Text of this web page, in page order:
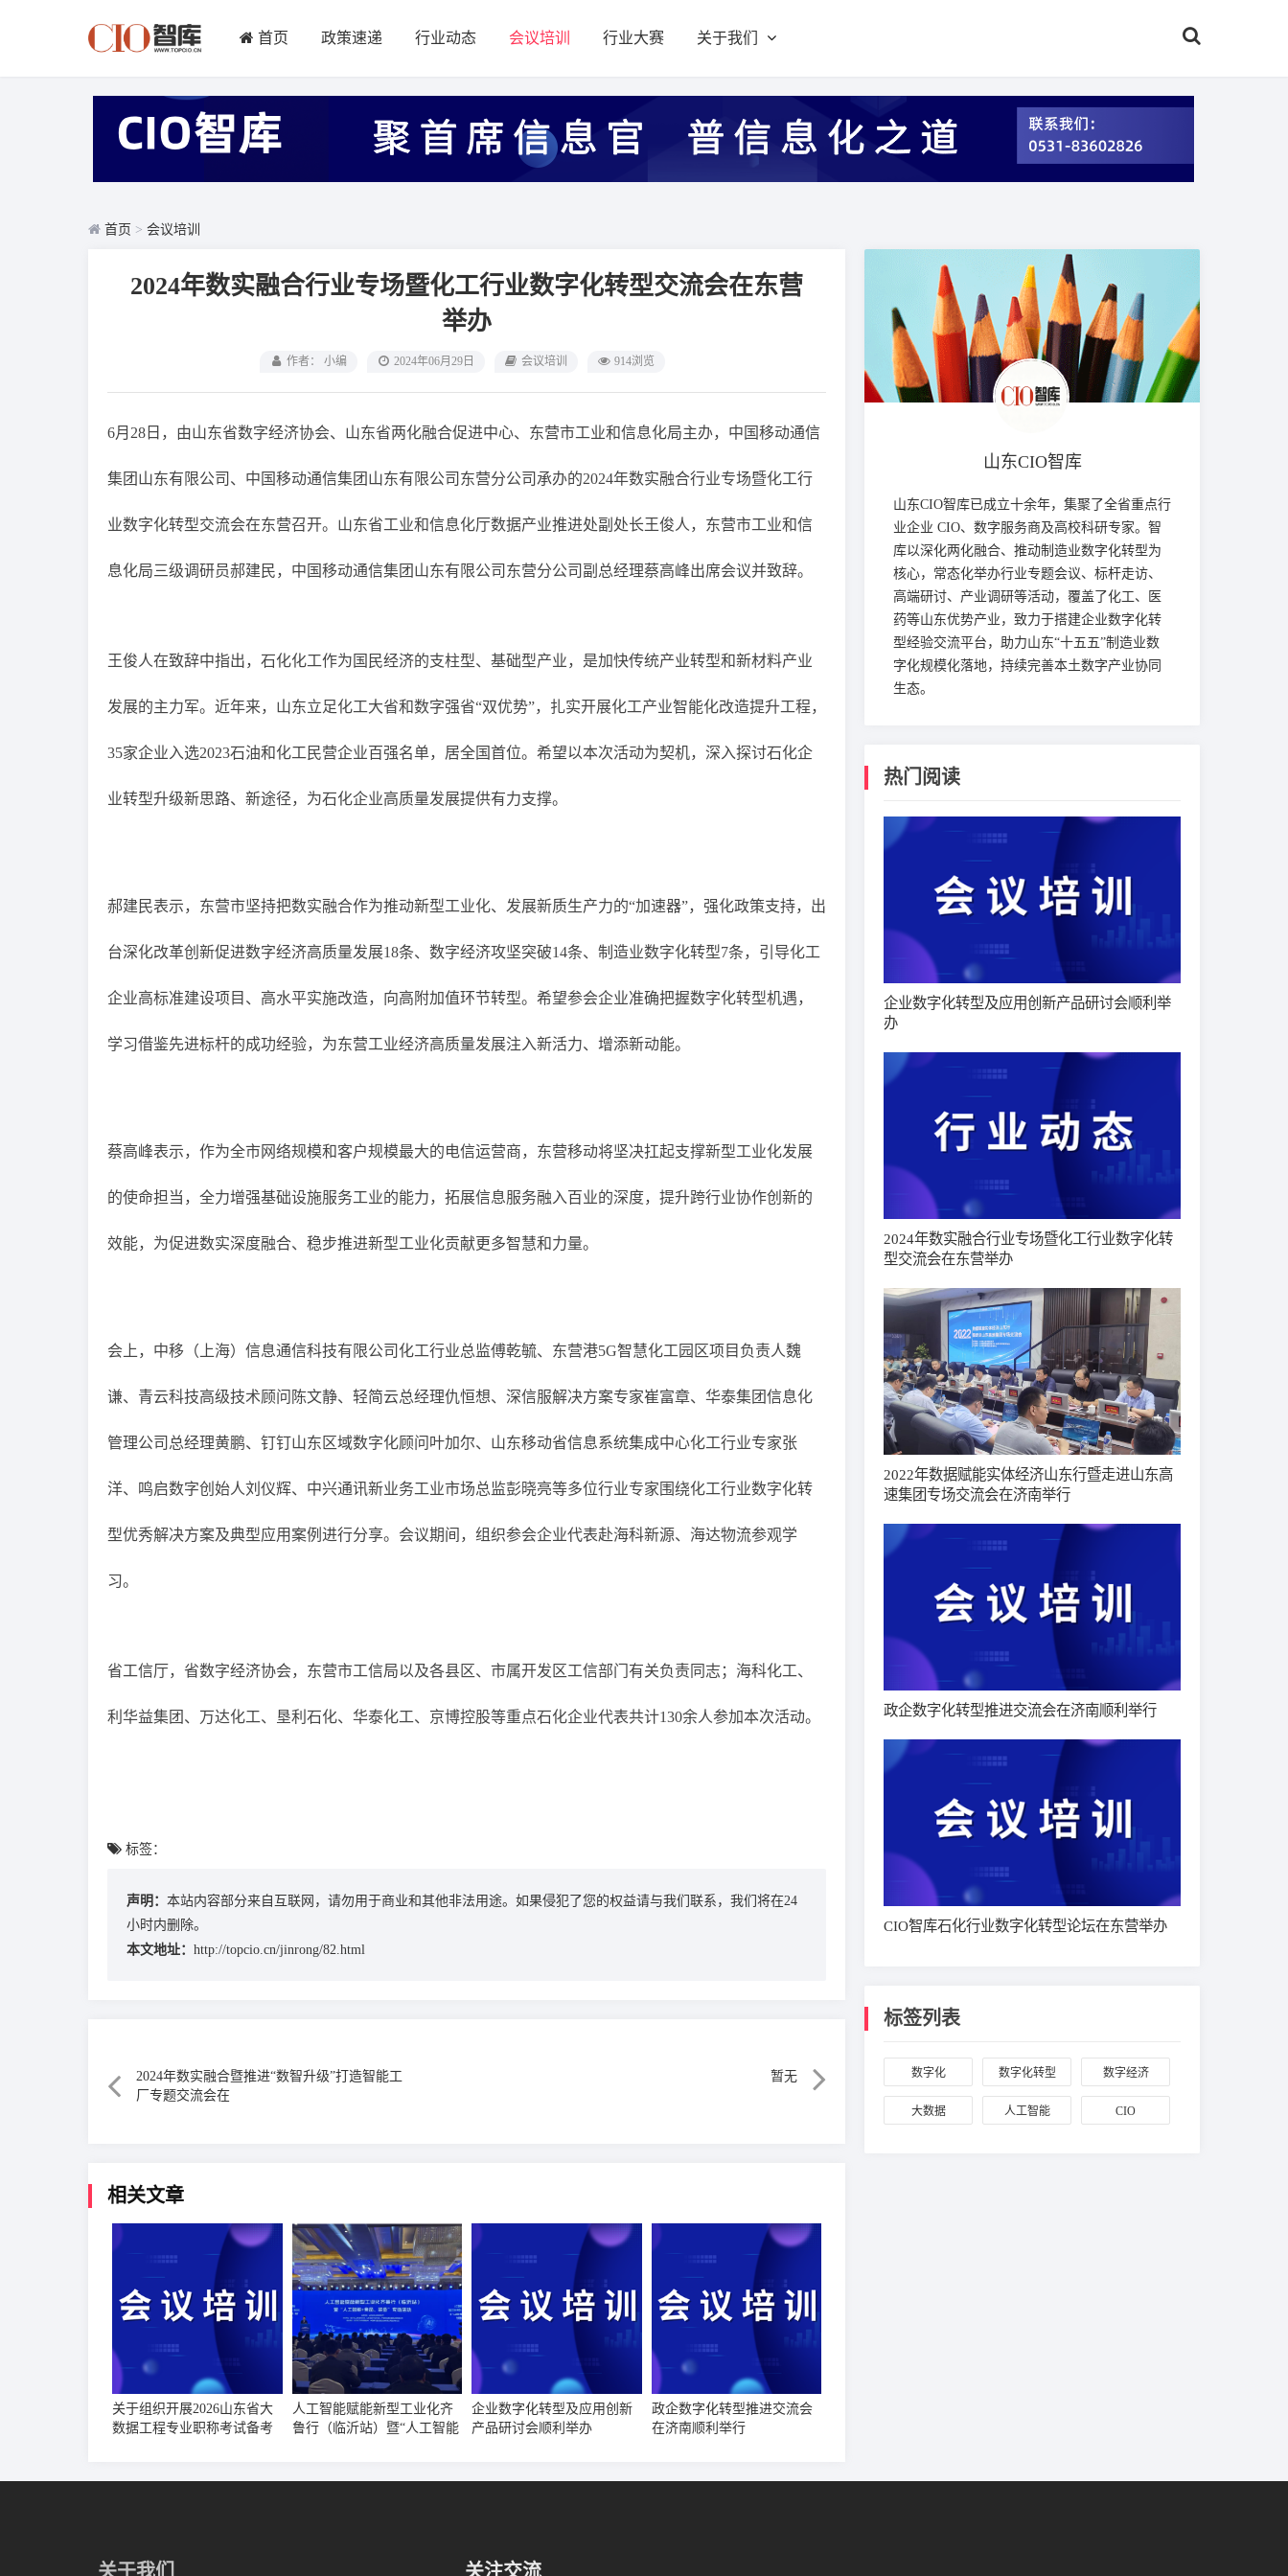
首页 政策速递 行业动态 会议培训 行业大赛 关于我们
首页 > 会议培训
2024年数实融合行业专场暨化工行业数字化转型交流会在东营
举办
作者： 小编 2024年06月29日 会议培训 914浏览
6月28日，由山东省数字经济协会、山东省两化融合促进中心、东营市工业和信息化局主办，中国移动通信
集团山东有限公司、中国移动通信集团山东有限公司东营分公司承办的2024年数实融合行业专场暨化工行
业数字化转型交流会在东营召开。山东省工业和信息化厅数据产业推进处副处长王俊人，东营市工业和信
息化局三级调研员郝建民，中国移动通信集团山东有限公司东营分公司副总经理蔡高峰出席会议并致辞。
王俊人在致辞中指出，石化化工作为国民经济的支柱型、基础型产业，是加快传统产业转型和新材料产业
发展的主力军。近年来，山东立足化工大省和数字强省“双优势”，扎实开展化工产业智能化改造提升工程，
35家企业入选2023石油和化工民营企业百强名单，居全国首位。希望以本次活动为契机，深入探讨石化企
业转型升级新思路、新途径，为石化企业高质量发展提供有力支撑。
郝建民表示，东营市坚持把数实融合作为推动新型工业化、发展新质生产力的“加速器”，强化政策支持，出
台深化改革创新促进数字经济高质量发展18条、数字经济攻坚突破14条、制造业数字化转型7条，引导化工
企业高标准建设项目、高水平实施改造，向高附加值环节转型。希望参会企业准确把握数字化转型机遇，
学习借鉴先进标杆的成功经验，为东营工业经济高质量发展注入新活力、增添新动能。
蔡高峰表示，作为全市网络规模和客户规模最大的电信运营商，东营移动将坚决扛起支撑新型工业化发展
的使命担当，全力增强基础设施服务工业的能力，拓展信息服务融入百业的深度，提升跨行业协作创新的
效能，为促进数实深度融合、稳步推进新型工业化贡献更多智慧和力量。
会上，中移（上海）信息通信科技有限公司化工行业总监傅乾毓、东营港5G智慧化工园区项目负责人魏
谦、青云科技高级技术顾问陈文静、轻简云总经理仇恒想、深信服解决方案专家崔富章、华泰集团信息化
管理公司总经理黄鹏、钉钉山东区域数字化顾问叶加尔、山东移动省信息系统集成中心化工行业专家张
洋、鸣启数字创始人刘仪辉、中兴通讯新业务工业市场总监彭晓亮等多位行业专家围绕化工行业数字化转
型优秀解决方案及典型应用案例进行分享。会议期间，组织参会企业代表赴海科新源、海达物流参观学
习。
省工信厅，省数字经济协会，东营市工信局以及各县区、市属开发区工信部门有关负责同志；海科化工、
利华益集团、万达化工、垦利石化、华泰化工、京博控股等重点石化企业代表共计130余人参加本次活动。
标签：
声明： 本站内容部分来自互联网，请勿用于商业和其他非法用途。如果侵犯了您的权益请与我们联系，我们将在24
小时内删除。
本文地址： http://topcio.cn/jinrong/82.html
2024年数实融合暨推进“数智升级”打造智能工
厂专题交流会在
暂无
相关文章
关于组织开展2026山东省大
数据工程专业职称考试备考
人工智能赋能新型工业化齐
鲁行（临沂站）暨“人工智能
企业数字化转型及应用创新
产品研讨会顺利举办
政企数字化转型推进交流会
在济南顺利举行
山东CIO智库
山东CIO智库已成立十余年，集聚了全省重点行
业企业 CIO、数字服务商及高校科研专家。智
库以深化两化融合、推动制造业数字化转型为
核心，常态化举办行业专题会议、标杆走访、
高端研讨、产业调研等活动，覆盖了化工、医
药等山东优势产业，致力于搭建企业数字化转
型经验交流平台，助力山东“十五五”制造业数
字化规模化落地，持续完善本土数字产业协同
生态。
热门阅读
企业数字化转型及应用创新产品研讨会顺利举
办
2024年数实融合行业专场暨化工行业数字化转
型交流会在东营举办
2022年数据赋能实体经济山东行暨走进山东高
速集团专场交流会在济南举行
政企数字化转型推进交流会在济南顺利举行
CIO智库石化行业数字化转型论坛在东营举办
标签列表
数字化 数字化转型 数字经济
大数据 人工智能 CIO
关于我们 关注交流